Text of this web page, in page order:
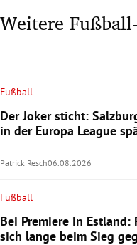
Weitere
Fußball
Der Joker sticht:
in der Europa League
Patrick Resch06.08.2026
Fußball
Bei Premiere in Estland:
sich lange beim Sieg